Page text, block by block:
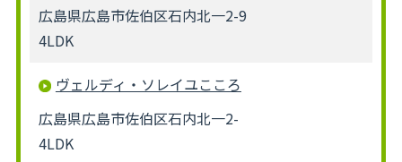
広島県広島市佐伯区石内北一2-9
4LDK
ヴェルディ・ソレイユこころ
広島県広島市佐伯区石内北一2-
4LDK